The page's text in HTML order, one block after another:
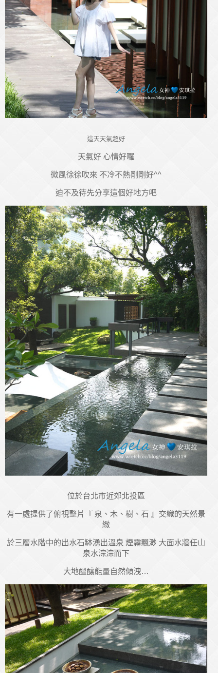
這天天氣超好
天氣好 心情好囉
微風徐徐吹來 不冷不熱剛剛好^^
迫不及待先分享這個好地方吧
位於台北市近郊北投區
有一處提供了俯視整片『 泉、木、樹、石 』交織的天然景
緻
於三層水階中的出水石缽湧出溫泉 煙霧飄渺 大面水牆任山
泉水淙淙而下
大地醞釀能量自然傾洩…